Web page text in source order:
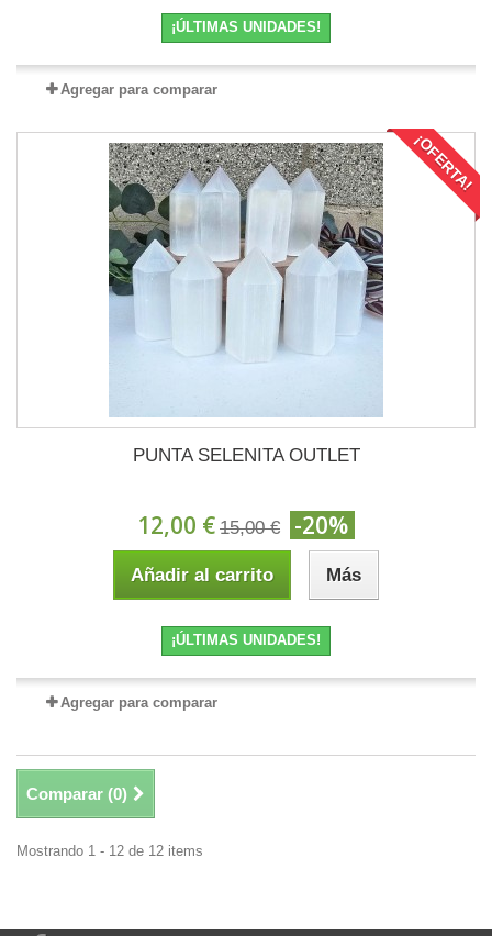
¡ÚLTIMAS UNIDADES!
Agregar para comparar
¡OFERTA!
PUNTA SELENITA OUTLET
12,00 € 15,00 € -20%
Añadir al carrito Más
¡ÚLTIMAS UNIDADES!
Agregar para comparar
Comparar (0)
Mostrando 1 - 12 de 12 items